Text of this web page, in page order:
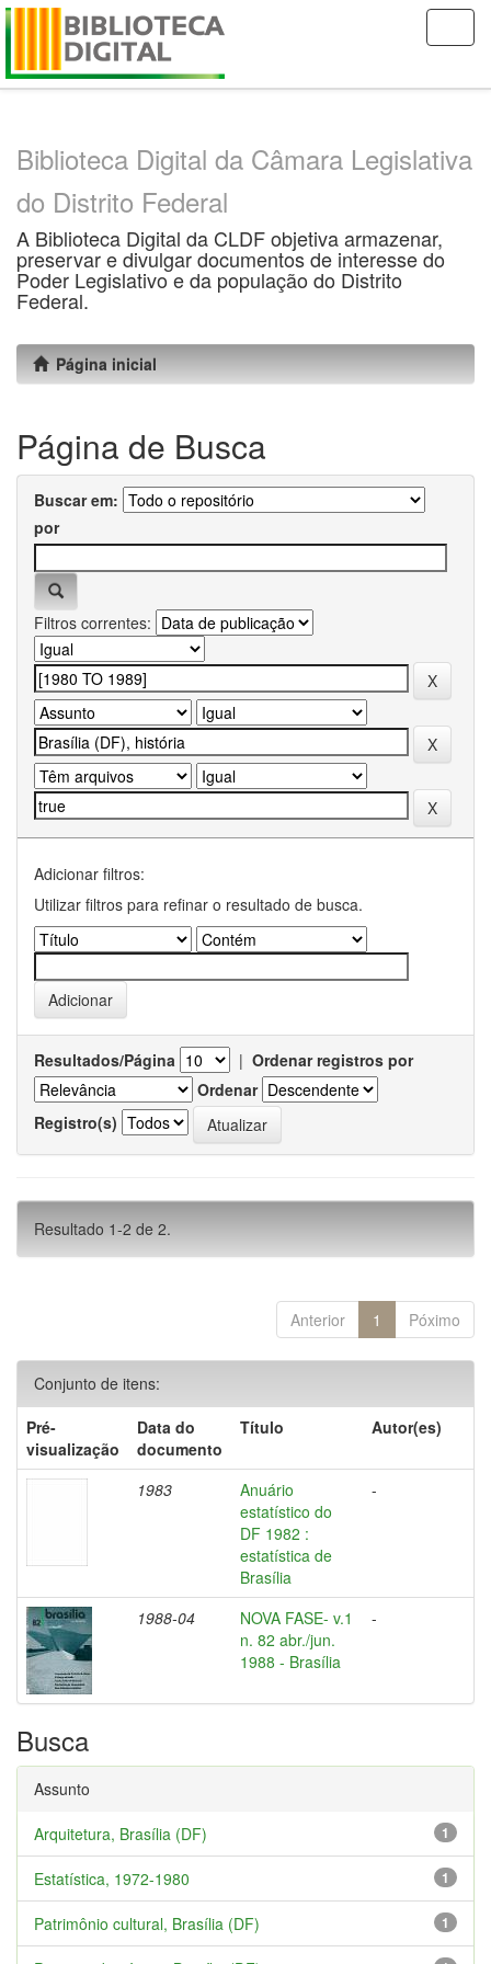
Skip
Biblioteca Digital da Câmara Legislativa
do Distrito Federal
A Biblioteca Digital da CLDF objetiva armazenar,
preservar e divulgar documentos de interesse do
Poder Legislativo e da população do Distrito
Federal.
Página inicial
Página de Busca
Buscar em:
por
Filtros correntes:
Adicionar filtros:
Utilizar filtros para refinar o resultado de busca.
Resultados/Página | Ordenar registros por
Ordenar
Registro(s)
Resultado 1-2 de 2.
Anterior 1 Póximo
Conjunto de itens:
Pré-
visualização
Data do
documento
Título Autor(es)
1983
Anuário
estatístico do
DF 1982 :
estatística de
Brasília
-
1988-04
NOVA FASE- v.1
n. 82 abr./jun.
1988 - Brasília
-
Busca
Assunto
1
Arquitetura, Brasília (DF)
1
Estatística, 1972-1980
1
Patrimônio cultural, Brasília (DF)